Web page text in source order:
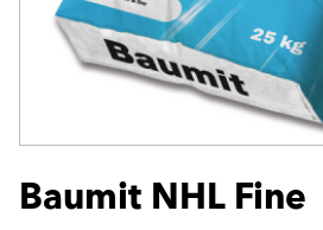
Baumit NHL Fine